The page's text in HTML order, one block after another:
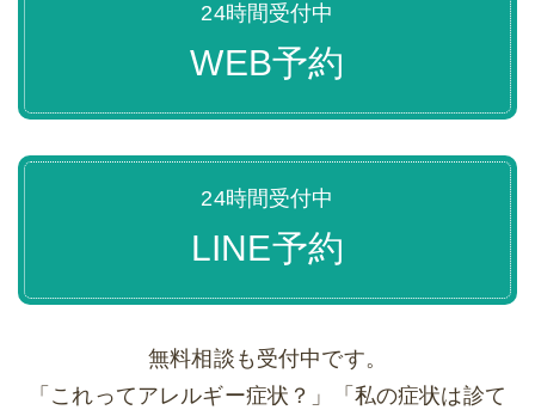
24時間受付中
WEB予約
24時間受付中
LINE予約
無料相談も受付中です。
「これってアレルギー症状？」「私の症状は診て